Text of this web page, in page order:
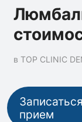
в TOP CLINIC
прием